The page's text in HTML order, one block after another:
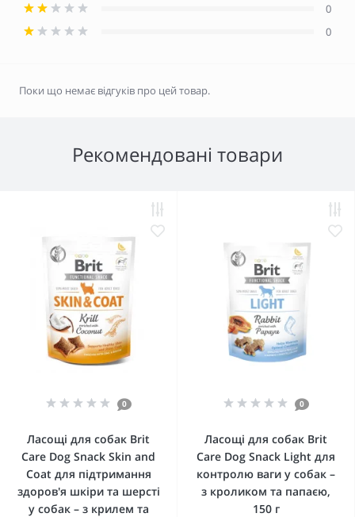
0
0
Поки що немає відгуків про цей товар.
Рекомендовані товари
0
Ласощі для собак Brit
Care Dog Snack Skin and
Coat для підтримання
здоров'я шкіри та шерсті
у собак – з крилем та
0
Ласощі для собак Brit
Care Dog Snack Light для
контролю ваги у собак –
з кроликом та папаєю,
150 г